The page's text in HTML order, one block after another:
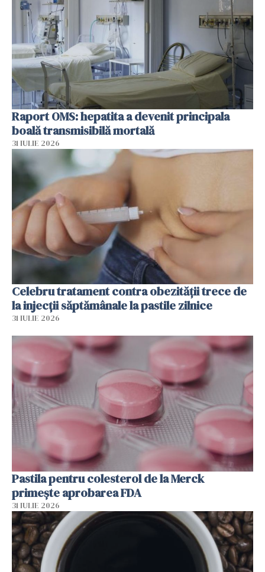
Raport OMS: hepatita a devenit principala
boală transmisibilă mortală
31 IULIE 2026
Celebru tratament contra obezității trece de
la injecții săptămânale la pastile zilnice
31 IULIE 2026
Pastila pentru colesterol de la Merck
primește aprobarea FDA
31 IULIE 2026